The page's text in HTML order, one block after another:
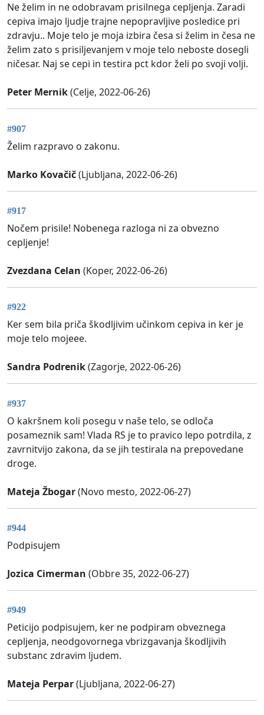
Ne želim in ne odobravam prisilnega cepljenja. Zaradi
cepiva imajo ljudje trajne nepopravljive posledice pri
zdravju.. Moje telo je moja izbira česa si želim in česa ne
želim zato s prisiljevanjem v moje telo neboste dosegli
ničesar. Naj se cepi in testira pct kdor želi po svoji volji.
Peter Mernik(Celje, 2022-06-26)
#907
Želim razpravo o zakonu.
Marko Kovačič(Ljubljana, 2022-06-26)
#917
Nočem prisile! Nobenega razloga ni za obvezno
cepljenje!
Zvezdana Celan (Koper, 2022-06-26)
#922
Ker sem bila priča škodljivim učinkom cepiva in ker je
moje telo mojeee.
Sandra Podrenik(Zagorje, 2022-06-26)
#937
O kakršnem koli posegu v naše telo, se odloča
posameznik sam! Vlada RS je to pravico lepo potrdila, z
zavrnitvijo zakona, da se jih testirala na prepovedane
droge.
Mateja Žbogar(Novo mesto, 2022-06-27)
#944
Podpisujem
Jozica Cimerman (Obbre 35, 2022-06-27)
#949
Peticijo podpisujem, ker ne podpiram obveznega
cepljenja, neodgovornega vbrizgavanja škodljivih
substanc zdravim ljudem.
Mateja Perpar(Ljubljana, 2022-06-27)